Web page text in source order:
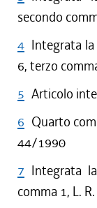
secondo
4 Integrata la
6, terzo
5 Articolo
6 Quarto
44/1990
7 Integrata
comma 1, L.